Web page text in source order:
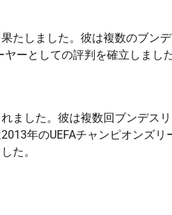
たしました。彼は複数のブンデ
ーとしての評判を確立しました
ました。彼は複数回ブンデス
年のUEFAチャンピオンズリ
た。